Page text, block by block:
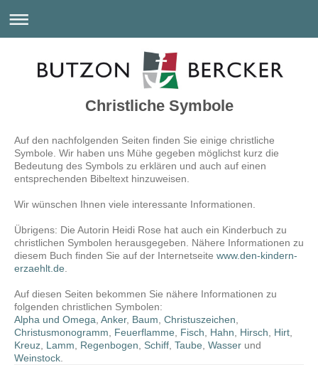
Christliche Symbole
Auf den nachfolgenden Seiten finden Sie einige christliche
Symbole. Wir haben uns Mühe gegeben möglichst kurz die
Bedeutung des Symbols zu erklären und auch auf einen
entsprechenden Bibeltext hinzuweisen.
Wir wünschen Ihnen viele interessante Informationen.
Übrigens: Die Autorin Heidi Rose hat auch ein Kinderbuch zu
christlichen Symbolen herausgegeben. Nähere Informationen zu
diesem Buch finden Sie auf der Internetseite www.den-kindern-
erzaehlt.de.
Auf diesen Seiten bekommen Sie nähere Informationen zu
folgenden christlichen Symbolen:
Alpha und Omega, Anker, Baum, Christuszeichen,
Christusmonogramm, Feuerflamme, Fisch, Hahn, Hirsch, Hirt,
Kreuz, Lamm, Regenbogen, Schiff, Taube, Wasser und
Weinstock.